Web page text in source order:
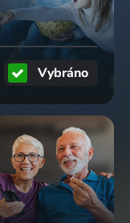
Vybráno